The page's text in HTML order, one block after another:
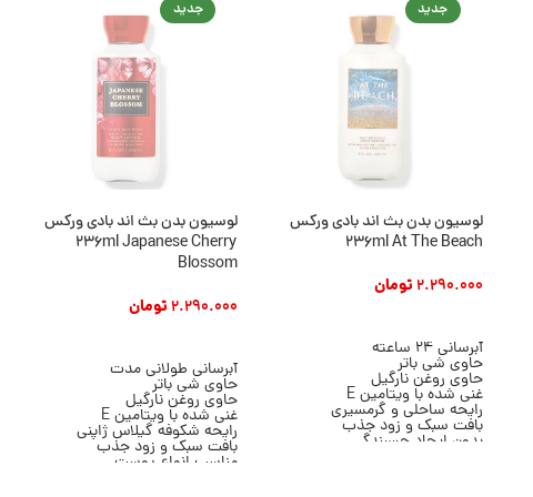
جدید
لوسیون بدن بث اند بادی ورکس
236ml At The Beach
2.290.000تومان
آبرسانی 24 ساعته
حاوی شی باتر
حاوی روغن نارگیل
غنی شده با ویتامین E
رایحه ساحلی و گرمسیری
بافت سبک و زود جذب
بدون ایجاد چسبندگی
جدید
لوسیون بدن بث اند بادی ورکس
236ml Japanese Cherry
Blossom
2.290.000تومان
آبرسانی طولانی مدت
حاوی شی باتر
حاوی روغن نارگیل
غنی شده با ویتامین E
رایحه شکوفه گیلاس ژاپنی
بافت سبک و زود جذب
مناسب انواع پوست